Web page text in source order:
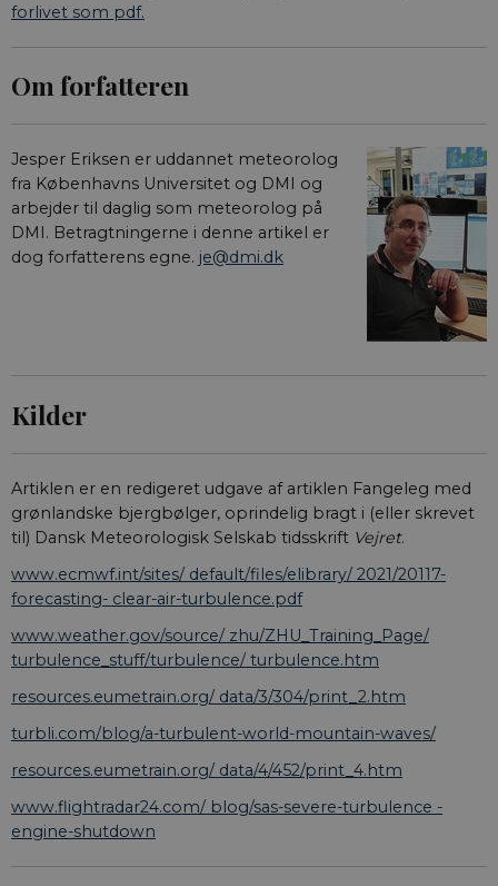
forlivet som pdf.
Om forfatteren
Jesper Eriksen er uddannet meteorolog
fra Københavns Universitet og DMI og
arbejder til daglig som meteorolog på
DMI. Betragtningerne i denne artikel er
dog forfatterens egne. je@dmi.dk
Kilder
Artiklen er en redigeret udgave af artiklen Fangeleg med
grønlandske bjergbølger, oprindelig bragt i (eller skrevet
til) Dansk Meteorologisk Selskab tidsskrift Vejret.
www.ecmwf.int/sites/ default/files/elibrary/ 2021/20117-
forecasting- clear-air-turbulence.pdf
www.weather.gov/source/ zhu/ZHU_Training_Page/
turbulence_stuff/turbulence/ turbulence.htm
resources.eumetrain.org/ data/3/304/print_2.htm
turbli.com/blog/a-turbulent-world-mountain-waves/
resources.eumetrain.org/ data/4/452/print_4.htm
www.flightradar24.com/ blog/sas-severe-turbulence -
engine-shutdown